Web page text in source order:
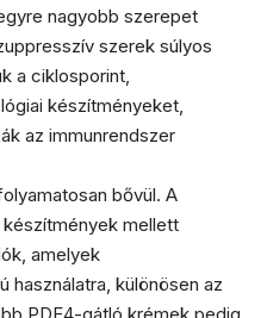
nagyobb szerepet
szerek súlyos
a ciklosporint,
készítményeket,
az immunrendszer
bővül. A
mellett
amelyek
használatra, különösen az